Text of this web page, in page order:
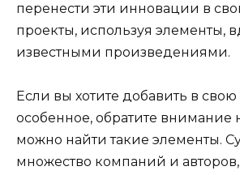
перенести эти инновации в
проекты, используя элементы,
известными произведениями.
Если вы хотите добавить в свою
особенное, обратите внимание
можно найти такие элементы.
множество компаний и